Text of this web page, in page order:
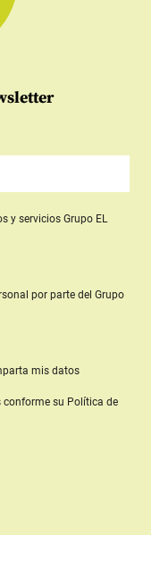
y serviciosGrupo EL
por parte del Grupo
mis datos
conforme su Política de